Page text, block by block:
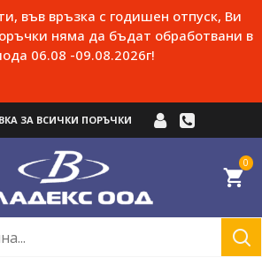
във връзка с годишен отпуск, Ви
няма да бъдат обработвани в
06.08 -09.08.2026г!
ЗА ВСИЧКИ ПОРЪЧКИ
0